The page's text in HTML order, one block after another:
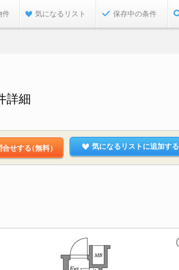
件 気になるリスト 保存中の条件
詳細
合せする（無料） 気になるリストに追加する